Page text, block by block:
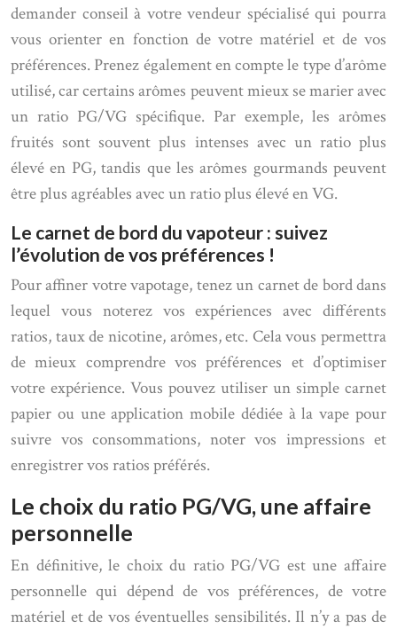
demander conseil à votre vendeur spécialisé qui pourra
vous orienter en fonction de votre matériel et de vos
préférences. Prenez également en compte le type d’arôme
utilisé, car certains arômes peuvent mieux se marier avec
un ratio PG/VG spécifique. Par exemple, les arômes
fruités sont souvent plus intenses avec un ratio plus
élevé en PG, tandis que les arômes gourmands peuvent
être plus agréables avec un ratio plus élevé en VG.
Le carnet de bord du vapoteur : suivez
l’évolution de vos préférences !
Pour affiner votre vapotage, tenez un carnet de bord dans
lequel vous noterez vos expériences avec différents
ratios, taux de nicotine, arômes, etc. Cela vous permettra
de mieux comprendre vos préférences et d’optimiser
votre expérience. Vous pouvez utiliser un simple carnet
papier ou une application mobile dédiée à la vape pour
suivre vos consommations, noter vos impressions et
enregistrer vos ratios préférés.
Le choix du ratio PG/VG, une affaire
personnelle
En définitive, le choix du ratio PG/VG est une affaire
personnelle qui dépend de vos préférences, de votre
matériel et de vos éventuelles sensibilités. Il n’y a pas de